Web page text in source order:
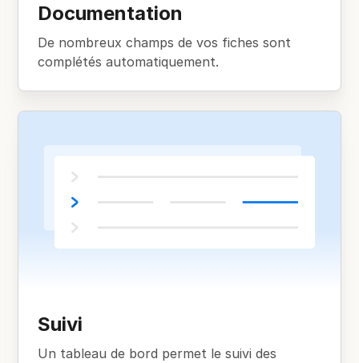
Documentation
De nombreux champs de vos fiches sont
complétés automatiquement.
Suivi
Un tableau de bord permet le suivi des